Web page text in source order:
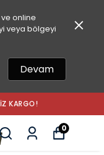
online
veya bölgeyi
Devam
KARGO!
0